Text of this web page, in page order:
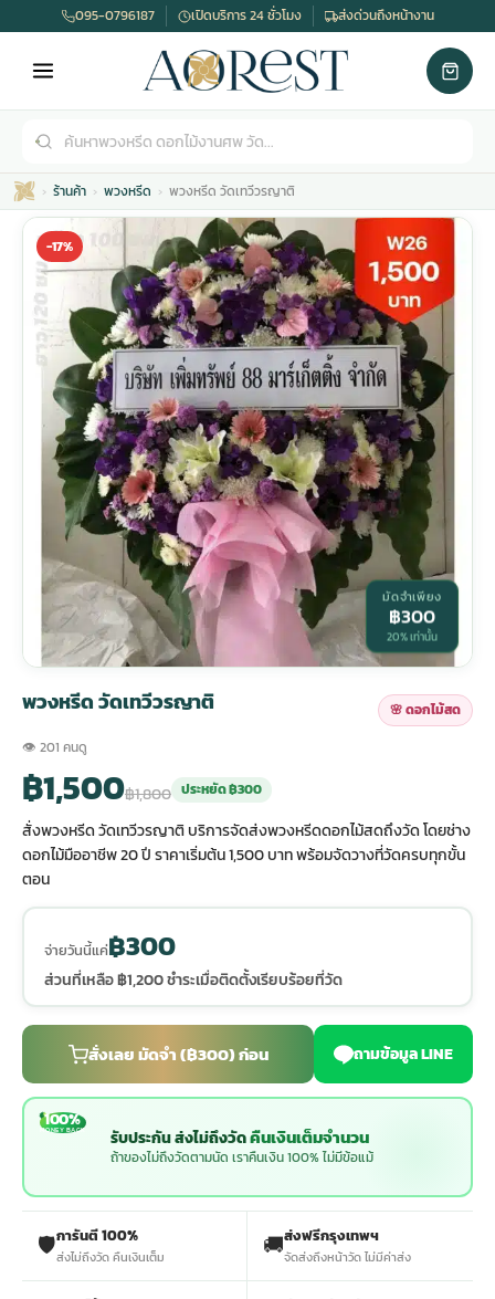
ดอกไม้หน้าศพ
ดอกไม้จัดงานศพ
จัดดอกไม้หน้าศพ
ดอกไม้หน้าหีบ
ดอกไม้หน้างานศพ
ดอกไม้หน้าโลง
จัดดอกไม้หน้ารูป
จัดดอกไม้หน้าโลง
ดอกไม้ศพ
ดอกไม้งานศพ ส่งด่วน
ดอกไม้งานศพ กรุงเทพ
ดอกไม้งานศพ ปากคลองตลาด
ดอกไม้งานศพ ราคาถูก
พวงหรีด กรุงเทพ
พวงหรีดราคา
สั่งพวงหรีด
ร้านพวงหรีด
ดอกไม้พวงหรีด
พวงหรีดปทุม
พวงหรีดพระราม 2
พวงหรีด ปากคลองตลาด
พวงหรีดราคาถูก
พวงหรีดดอกไม้สด
พวงหรีดดอกไม้สด ราคาถูก
สั่งพวงหรีด ออนไลน์
ร้านพวงหรีด กรุงเทพ ส่งฟรี
มรุสีขาว
ไม้หน้าเมรุ
กไม้หน้าเมรุ
น้าเมรุ ราคา
ม้หน้าเมรุ
มรุ ราคาถูก
ม้หน้าเมรุ
ะดับเมรุ
มรุ ออนไลน์
มรุ ส่งด่วน
น้าเมรุ กรุงเทพ
ไม้งานแต่ง
ไม้งานแต่ง ราคา
ไม้งานแต่ง ราคาถูก
ไม้งานแต่ง กรุงเทพ
อกไม้งานแต่ง
ดอกไม้งานแต่ง
ไม้งานแต่ง แบบสวยๆ
พวงหรีดพัดลม
พวงหรีดพัดลม ราคา
พวงหรีดพัดลม ราคาถูก
พวงหรีดพัดลม กรุงเทพ
พวงหรีดพัดลม ส่งด่วน
สั่งพวงหรีดพัดลม
ร้านพวงหรีดพัดลม
พวงหรีดพัดลม ปากคลองตลาด
พวงหรีดพัดลม แบบสวยๆ
รับจัดงานศพ
รับจัดงานศพ ราคา
รับจัดงานศพ ครบวงจร
รับจัดงานศพ กรุงเทพ
แพ็คเกจจัดงานศพ
ค่าใช้จ่ายจัดงานศพ
จัดงานศพ วัด
ขั้นตอนจัดงานศพ
จัดงานศพ ราคาถูก
095-0796187 เปิดบริการ 24 ชั่วโมง ส่งด่วนถึงหน้างาน
ร้านค้า พวงหรีด พวงหรีด วัดเทวีวรญาติ
-17%
มัดจำเพียง
฿300
20% เท่านั้น
พวงหรีด วัดเทวีวรญาติ 🌸 ดอกไม้สด
👁 201 คนดู
฿1,500฿1,800 ประหยัด ฿300
สั่งพวงหรีด วัดเทวีวรญาติ บริการจัดส่งพวงหรีดดอกไม้สดถึงวัด โดยช่าง
ดอกไม้มืออาชีพ 20 ปี ราคาเริ่มต้น 1,500 บาท พร้อมจัดวางที่วัดครบทุกขั้น
ตอน
จ่ายวันนี้แค่฿300
ส่วนที่เหลือ ฿1,200 ชำระเมื่อติดตั้งเรียบร้อยที่วัด
สั่งเลย มัดจำ (฿300) ก่อน ถามข้อมูล LINE
100%
MONEY BACK รับประกัน ส่งไม่ถึงวัดคืนเงินเต็มจำนวน
ถ้าของไม่ถึงวัดตามนัด เราคืนเงิน 100% ไม่มีข้อแม้
🛡️การันตี 100%
ส่งไม่ถึงวัด คืนเงินเต็ม 🚚ส่งฟรีกรุงเทพฯ
จัดส่งถึงหน้าวัด ไม่มีค่าส่ง